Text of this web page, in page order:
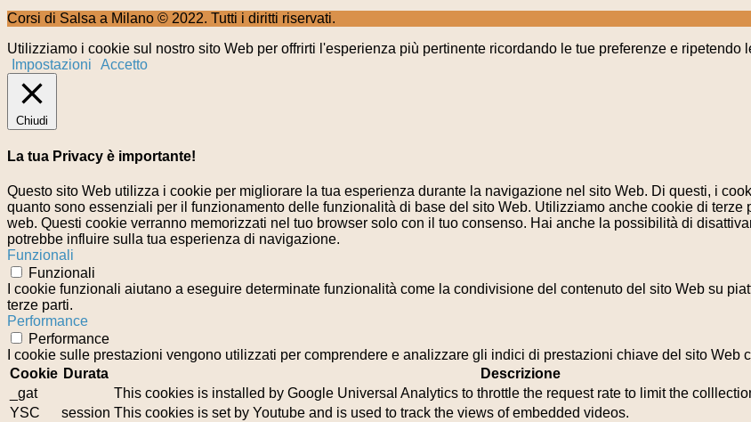
Corsi di Salsa a Milano © 2022. Tutti i diritti riservati.
Utilizziamo i cookie sul nostro sito Web per offrirti l'esperienza più pertinente ricordando le tue preferenze e ripetendo
Impostazioni
Accetto
Chiudi
La tua Privacy è importante!
Questo sito Web utilizza i cookie per migliorare la tua esperienza durante la navigazione nel sito Web. Di questi, i
quanto sono essenziali per il funzionamento delle funzionalità di base del sito Web. Utilizziamo anche cookie di
web. Questi cookie verranno memorizzati nel tuo browser solo con il tuo consenso. Hai anche la possibilità di
potrebbe influire sulla tua esperienza di navigazione.
Funzionali
Funzionali
I cookie funzionali aiutano a eseguire determinate funzionalità come la condivisione del contenuto del sito Web su
terze parti.
Performance
Performance
I cookie sulle prestazioni vengono utilizzati per comprendere e analizzare gli indici di prestazioni chiave del sito
Cookie Durata
Descrizione
_gat
This cookies is installed by Google Universal Analytics to throttle the request rate to limit the
YSC
session This cookies is set by Youtube and is used to track the views of embedded videos.